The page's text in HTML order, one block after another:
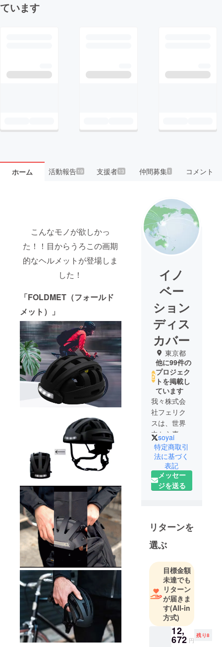
ています
ホーム 活動報告19 支援者 13 仲間募集 1 コメント
こんなモノが欲しかっ
た！！目からうろこの画期
的なヘルメットが登場しま
した！
「FOLDMET（フォールド
メット）」
イノ
ベー
ション
ディス
カバー
東京都
他に99件の
プロジェク
トを掲載し
ています
我々株式会
社フェリク
スは、世界
中から素晴
らしい製品
を探した
り、人々の
生活に役に
立つ製品の
我々が日本
に出す製品
た、とみな
さまに喜ん
でいただれ
ば本望で
す。
soyai
特定商取引
法に基づく
表記
メッセー
ジを送る
リターンを
選ぶ
目標金額
未達でも
リターン
が届きま
す(All-in
方式)
12,
672 円
残り8